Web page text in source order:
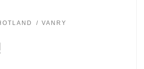
VANRY